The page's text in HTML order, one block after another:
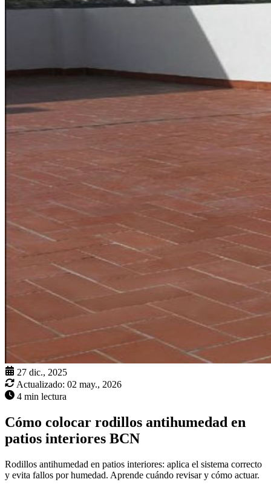
27 dic., 2025
Actualizado: 02 may., 2026
4 min lectura
Cómo colocar rodillos antihumedad en
patios interiores BCN
Rodillos antihumedad en patios interiores: aplica el sistema correcto
y evita fallos por humedad. Aprende cuándo revisar y cómo actuar.